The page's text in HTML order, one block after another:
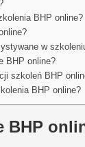
BHP online?
w
BHP online?
szkoleń BHP
BHP online?
BHP